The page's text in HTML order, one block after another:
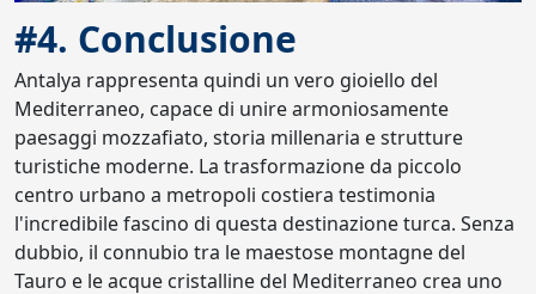
#4. Conclusione
Antalya rappresenta quindi un vero gioiello del
Mediterraneo, capace di unire armoniosamente
paesaggi mozzafiato, storia millenaria e strutture
turistiche moderne. La trasformazione da piccolo
centro urbano a metropoli costiera testimonia
l'incredibile fascino di questa destinazione turca. Senza
dubbio, il connubio tra le maestose montagne del
Tauro e le acque cristalline del Mediterraneo crea uno